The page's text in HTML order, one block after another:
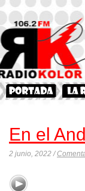
En el
2 junio, 2022 /